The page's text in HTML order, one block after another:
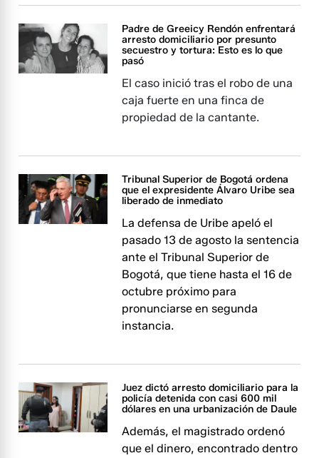
Padre de Greeicy Rendón enfrentará
arresto domiciliario por presunto
secuestro y tortura: Esto es lo que
pasó
El caso inició tras el robo de una
caja fuerte en una finca de
propiedad de la cantante.
Tribunal Superior de Bogotá ordena
que el expresidente Álvaro Uribe sea
liberado de inmediato
La defensa de Uribe apeló el
pasado 13 de agosto la sentencia
ante el Tribunal Superior de
Bogotá, que tiene hasta el 16 de
octubre próximo para
pronunciarse en segunda
instancia.
Juez dictó arresto domiciliario para la
policía detenida con casi 600 mil
dólares en una urbanización de Daule
Además, el magistrado ordenó
que el dinero, encontrado dentro